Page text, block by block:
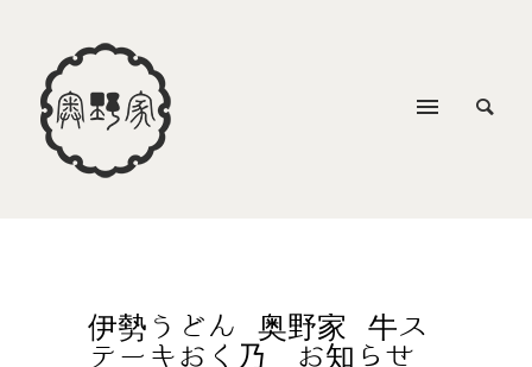
伊勢うどん 奥野家 牛ス
テーキおく乃 お知らせ